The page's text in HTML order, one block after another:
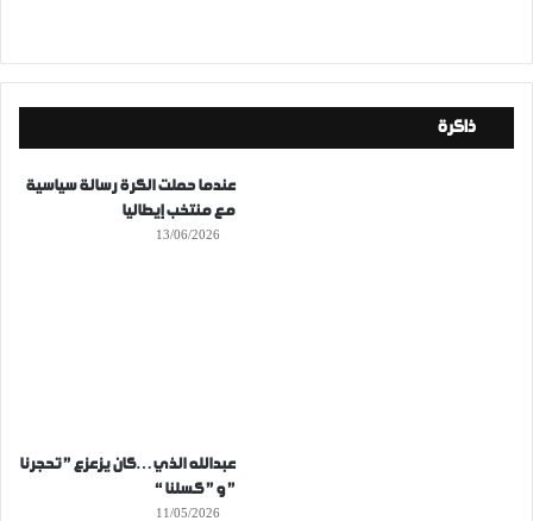
ذاكرة
عندما حملت الكرة رسالة سياسية
مع منتخب إيطاليا
13/06/2026
عبدالله الذي…كان يزعزع ” تحجرنا
” و ” كسلنا “
11/05/2026